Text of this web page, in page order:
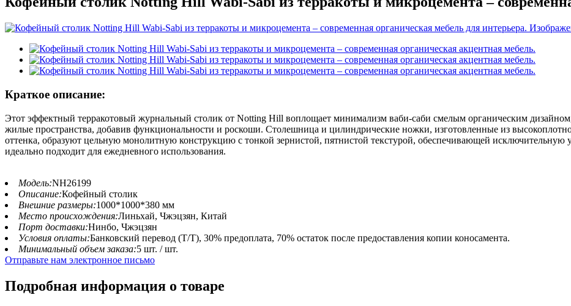
Краткое описание:
Этот эффектный терракотовый журнальный столик от Notting Hill воплощает минимализм ваби-саби смелым органическим
жилые пространства, добавив функциональности и роскоши. Столешница и цилиндрические ножки, изготовленные из
оттенка, образуют цельную монолитную конструкцию с тонкой зернистой, пятнистой текстурой, обеспечивающей
идеально подходит для ежедневного использования.
Модель:NH26199
Описание:Кофейный столик
Внешние размеры:1000*1000*380 мм
Место происхождения:Линьхай, Чжэцзян, Китай
Порт доставки:Нинбо, Чжэцзян
Условия оплаты:Банковский перевод (T/T), 30% предоплата, 70% остаток после предоставления копии коносамента.
Минимальный объем заказа:5 шт. / шт.
Отправьте нам электронное письмо
Подробная информация о товаре